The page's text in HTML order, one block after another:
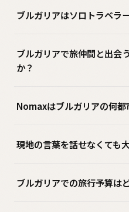
ブルガリアはソロトラベラ
ブルガリアで旅仲間と出会
か？
Nomaxはブルガリアの何都
現地の言葉を話せなくても
ブルガリアでの旅行予算は